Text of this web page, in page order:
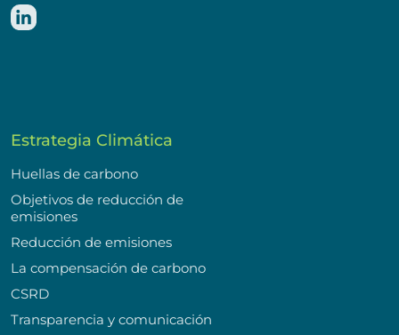
Estrategia Climática
Huellas de carbono
Objetivos de reducción de
emisiones
Reducción de emisiones
La compensación de carbono
CSRD
Transparencia y comunicación